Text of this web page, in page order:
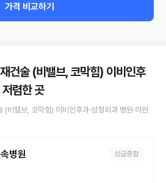
가격 비교하기
건술 (비밸브, 코막힘) 이비인후
저렴한 곳
(비밸브, 코막힘) 이비인후과·성형외과 병원·의원
병원 상급종합